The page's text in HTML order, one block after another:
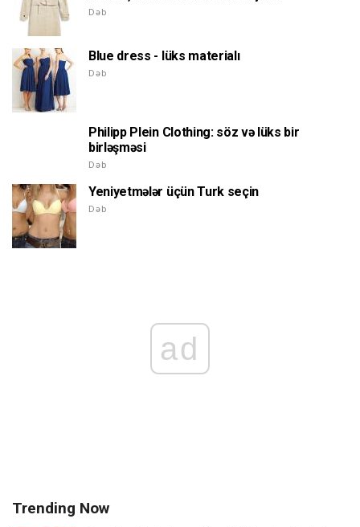
Dəb
Blue dress - lüks materialı
Dəb
Philipp Plein Clothing: söz və lüks bir
birləşməsi
Dəb
Yeniyetmələr üçün Turk seçin
Dəb
ad
Trending Now